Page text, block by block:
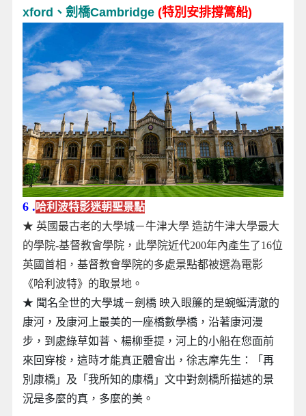
xford、劍橋Cambridge (特別安排撐篙船)
6 .哈利波特影迷朝聖景點
★ 英國最古老的大學城－牛津大學 造訪牛津大學最大
的學院-基督教會學院，此學院近代200年內產生了16位
英國首相，基督教會學院的多處景點都被選為電影
《哈利波特》的取景地。
★ 聞名全世的大學城－劍橋 映入眼簾的是蜿蜒清澈的
康河，及康河上最美的一座橋數學橋，沿著康河漫
步，到處綠草如萻、楊柳垂提，河上的小船在您面前
來回穿梭，這時才能真正體會出，徐志摩先生：「再
別康橋」及「我所知的康橋」文中對劍橋所描述的景
況是多麼的真，多麼的美。